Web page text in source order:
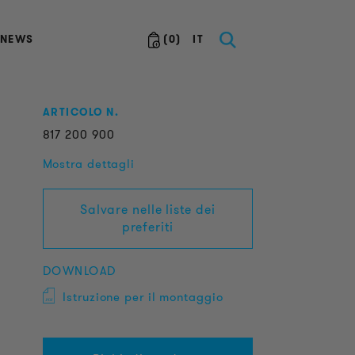
(0) IT
NEWS
ARTICOLO N.
817 200 900
Mostra dettagli
Salvare nelle liste dei
preferiti
DOWNLOAD
Istruzione per il montaggio